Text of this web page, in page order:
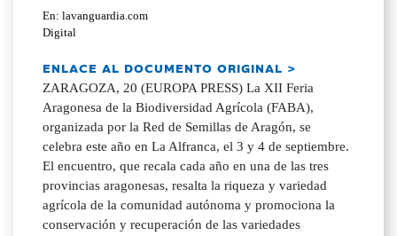
En: lavanguardia.com
Digital
ENLACE AL DOCUMENTO ORIGINAL >
ZARAGOZA, 20 (EUROPA PRESS) La XII Feria
Aragonesa de la Biodiversidad Agrícola (FABA),
organizada por la Red de Semillas de Aragón, se
celebra este año en La Alfranca, el 3 y 4 de septiembre.
El encuentro, que recala cada año en una de las tres
provincias aragonesas, resalta la riqueza y variedad
agrícola de la comunidad autónoma y promociona la
conservación y recuperación de las variedades